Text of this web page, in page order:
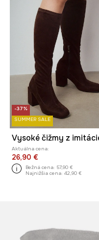
-37%
SUMMER SALE
Aktuálna cena:
26,90 €
Bežná cena: 57,90 €
Najnižšia cena: 42,90 €